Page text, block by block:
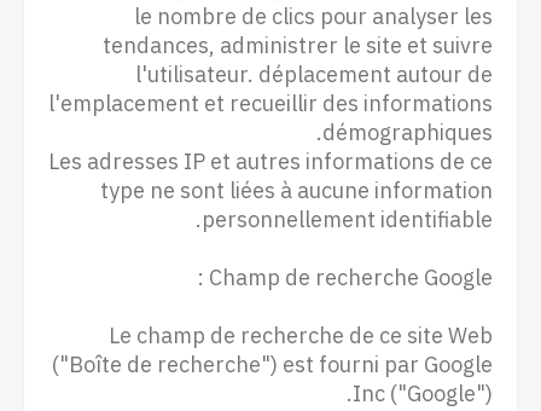
le nombre de clics pour analyser les
tendances, administrer le site et suivre
l'utilisateur. déplacement autour de
l'emplacement et recueillir des informations
démographiques.
Les adresses IP et autres informations de ce
type ne sont liées à aucune information
personnellement identifiable.
Champ de recherche Google :
Le champ de recherche de ce site Web
("Boîte de recherche") est fourni par Google
Inc ("Google").